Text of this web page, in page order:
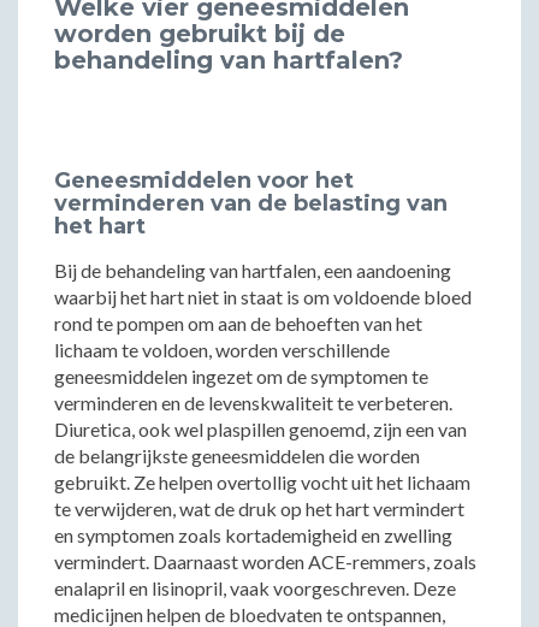
Welke vier geneesmiddelen
worden gebruikt bij de
behandeling van hartfalen?
Geneesmiddelen voor het
verminderen van de belasting van
het hart
Bij de behandeling van hartfalen, een aandoening
waarbij het hart niet in staat is om voldoende bloed
rond te pompen om aan de behoeften van het
lichaam te voldoen, worden verschillende
geneesmiddelen ingezet om de symptomen te
verminderen en de levenskwaliteit te verbeteren.
Diuretica, ook wel plaspillen genoemd, zijn een van
de belangrijkste geneesmiddelen die worden
gebruikt. Ze helpen overtollig vocht uit het lichaam
te verwijderen, wat de druk op het hart vermindert
en symptomen zoals kortademigheid en zwelling
vermindert. Daarnaast worden ACE-remmers, zoals
enalapril en lisinopril, vaak voorgeschreven. Deze
medicijnen helpen de bloedvaten te ontspannen,